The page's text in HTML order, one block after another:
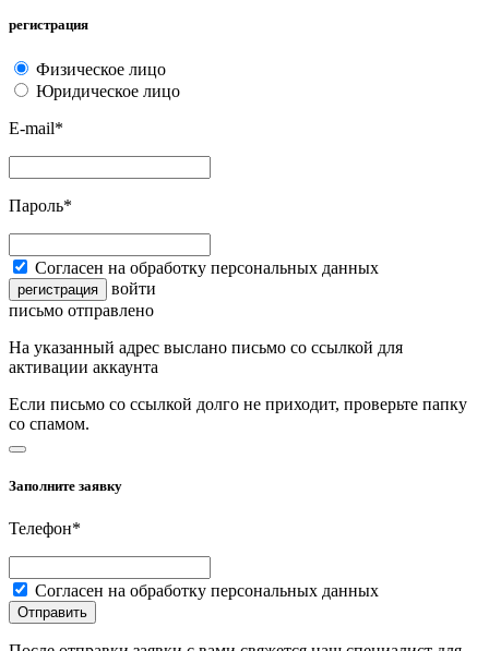
регистрация
Физическое лицо
Юридическое лицо
E-mail*
Пароль*
Согласен на обработку персональных данных
регистрация
войти
письмо отправлено
На указанный адрес выслано письмо со ссылкой для
активации аккаунта
Если письмо со ссылкой долго не приходит, проверьте папку
со спамом.
Заполните заявку
Телефон*
Согласен на обработку персональных данных
Отправить